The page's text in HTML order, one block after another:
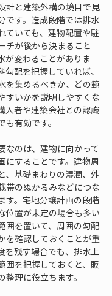
計と建築外構の境目で見
です。造成段階では排水
ていても、建物配置や駐
チが後から決まること
が変わることがありま
配を把握していれば、
を集めるべきか、どの範
すいかを説明しやすくな
入者や建築会社との認識
有効です。
なのは、建物に向かって
にすることです。建物周
、基礎まわりの湿潤、外
帯のぬかるみなどにつな
す。宅地分譲計画の段階
位置が未定の場合も多い
囲を置いて、周囲の勾配
を確認しておくことが重
を残す場合でも、排水上
囲を把握しておくと、販
理に役立ちます。